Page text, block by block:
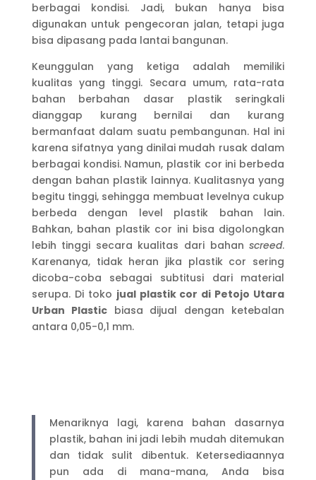
berbagai kondisi. Jadi, bukan hanya bisa
digunakan untuk pengecoran jalan, tetapi juga
bisa dipasang pada lantai bangunan.
Keunggulan yang ketiga adalah memiliki
kualitas yang tinggi. Secara umum, rata-rata
bahan berbahan dasar plastik seringkali
dianggap kurang bernilai dan kurang
bermanfaat dalam suatu pembangunan. Hal ini
karena sifatnya yang dinilai mudah rusak dalam
berbagai kondisi. Namun, plastik cor ini berbeda
dengan bahan plastik lainnya. Kualitasnya yang
begitu tinggi, sehingga membuat levelnya cukup
berbeda dengan level plastik bahan lain.
Bahkan, bahan plastik cor ini bisa digolongkan
lebih tinggi secara kualitas dari bahanscreed.
Karenanya, tidak heran jika plastik cor sering
dicoba-coba sebagai subtitusi dari material
serupa. Di toko jual plastik cor di Petojo Utara
Urban Plasticbiasa dijual dengan ketebalan
antara 0,05-0,1 mm.
Menariknya lagi, karena bahan dasarnya
plastik, bahan ini jadi lebih mudah ditemukan
dan tidak sulit dibentuk. Ketersediaannya
pun ada di mana-mana, Anda bisa